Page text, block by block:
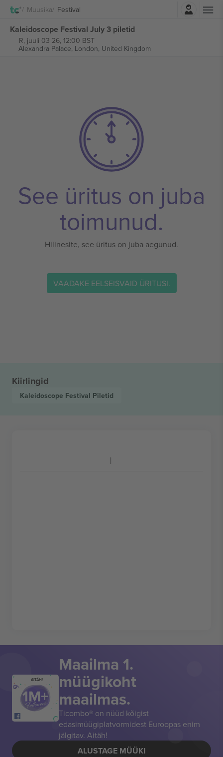
Muusika Festival
Kaleidoscope Festival July 3 piletid
R, juuli 03 26, 12:00 BST
Alexandra Palace, London, United Kingdom
See üritus on juba
toimunud.
Hilinesite, see üritus on juba aegunud.
VAADAKE EELSEISVAID ÜRITUSI.
Kiirlingid
Kaleidoscope Festival Piletid
AITÄH!
Maailma 1.
müügikoht
maailmas.
Ticombo® on nüüd kõigist
edasimüügiplatvormidest Euroopas enim
jälgitav. Aitäh!
ALUSTAGE MÜÜKI